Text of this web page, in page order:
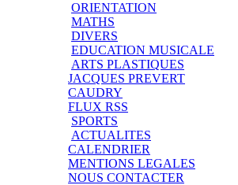
ORIENTATION
MATHS
DIVERS
EDUCATION MUSICALE
ARTS PLASTIQUES
JACQUES PREVERT
CAUDRY
FLUX RSS
SPORTS
ACTUALITES
CALENDRIER
MENTIONS LEGALES
NOUS CONTACTER